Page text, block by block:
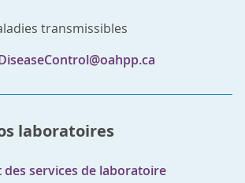
transmissibles
laboratoires
services de laboratoire